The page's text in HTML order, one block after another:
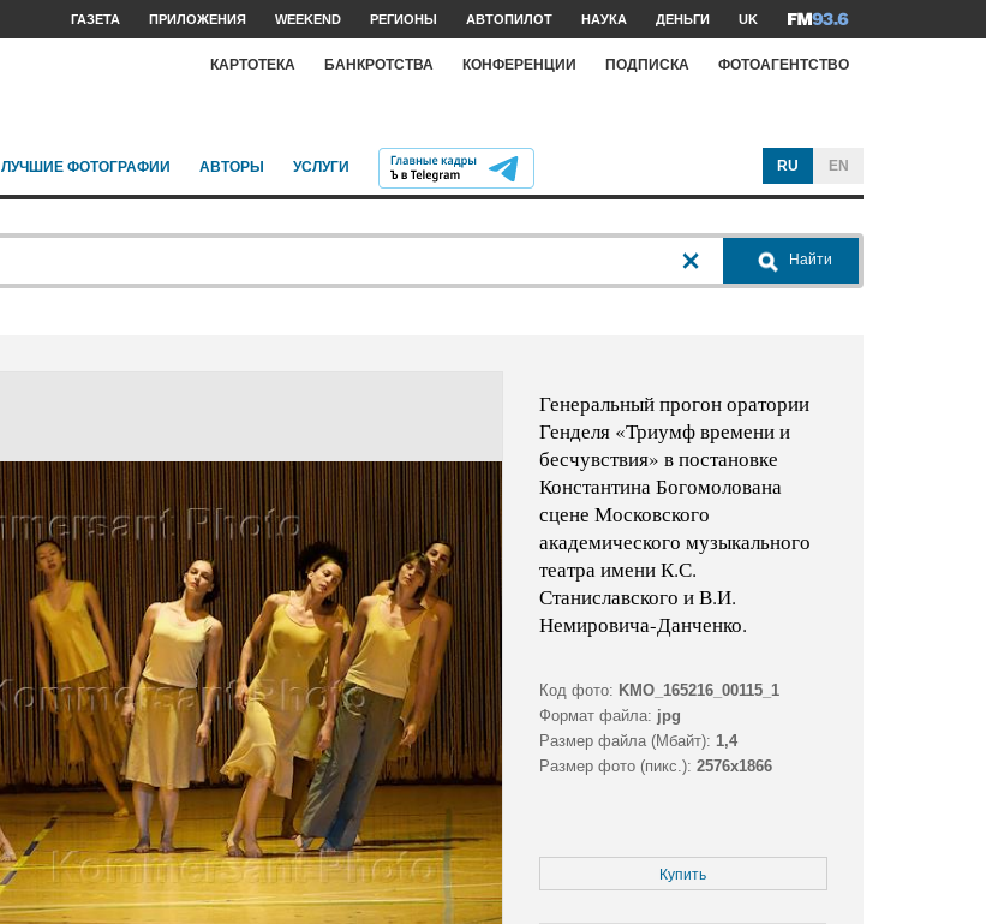
ГАЗЕТА ПРИЛОЖЕНИЯ WEEKEND РЕГИОНЫ АВТОПИЛОТ НАУКА ДЕНЬГИ UK
КАРТОТЕКА БАНКРОТСТВА КОНФЕРЕНЦИИ ПОДПИСКА ФОТОАГЕНТСТВО
ЛУЧШИЕ ФОТОГРАФИИ АВТОРЫ УСЛУГИ RU EN
Найти
Генеральный прогон оратории
Генделя «Триумф времени и
бесчувствия» в постановке
Константина Богомолована
сцене Московского
академического музыкального
театра имени К.С.
Станиславского и В.И.
Немировича-Данченко.
Код фото: KMO_165216_00115_1
Формат файла: jpg
Размер файла (Мбайт): 1,4
Размер фото (пикс.): 2576x1866
Купить